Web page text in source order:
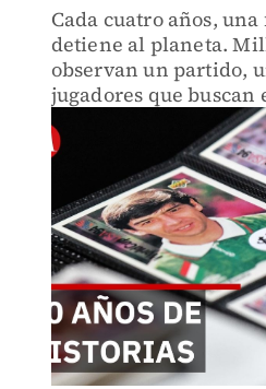
Cada cuatro años,
detiene al planeta.
observan un partido,
jugadores que buscan
nombre en la historia.